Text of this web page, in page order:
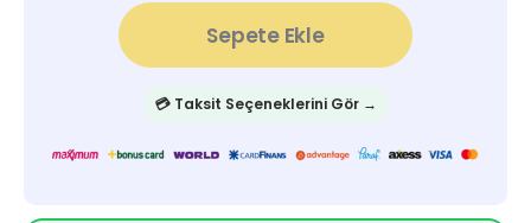
Sepete Ekle
💳 Taksit Seçeneklerini Gör →